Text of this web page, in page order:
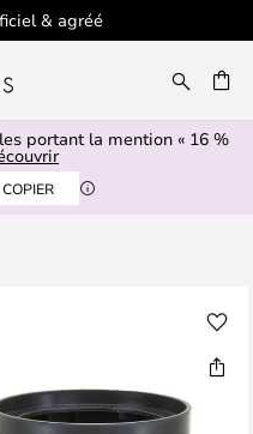
& agréé
portant la mention « 16 %
COPIER